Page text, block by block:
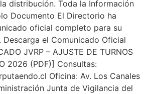
distribución. Toda la Información
Documento El Directorio ha
oficial completo para su
Descarga el Comunicado Oficial
JVRP – AJUSTE DE TURNOS
2026 (PDF)] Consultas:
Oficina: Av. Los Canales
Junta de Vigilancia del